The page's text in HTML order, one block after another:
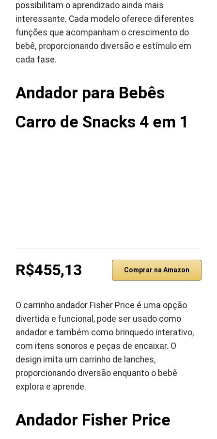
possibilitam o aprendizado ainda mais
interessante. Cada modelo oferece diferentes
funções que acompanham o crescimento do
bebê, proporcionando diversão e estímulo em
cada fase.
Andador para Bebês
Carro de Snacks 4 em 1
R$455,13 Comprar na Amazon
O carrinho andador Fisher Price é uma opção
divertida e funcional, pode ser usado como
andador e também como brinquedo interativo,
com itens sonoros e peças de encaixar. O
design imita um carrinho de lanches,
proporcionando diversão enquanto o bebê
explora e aprende.
Andador Fisher Price